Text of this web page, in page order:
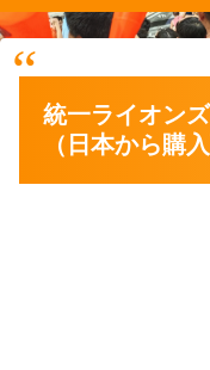
統一ライオン
（日本から購